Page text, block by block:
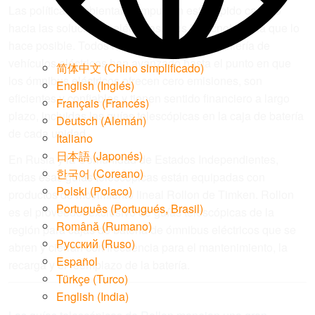
简体中文 (Chino simplificado)
English (Inglés)
Français (Francés)
Deutsch (Alemán)
Italiano
日本語 (Japonés)
한국어 (Coreano)
Polski (Polaco)
Português (Portugués, Brasil)
Română (Rumano)
Русский (Ruso)
Español
Türkçe (Turco)
English (India)
Las políticas ambientales impulsan este rápido cambio
hacia las soluciones eléctricas, y es la tecnología la que lo
hace posible. Todos los aspectos de la ingeniería de
vehículos eléctricos han avanzado hasta el punto en que
los ómnibus eléctricos ofrecen cero emisiones, son
eficientes y confiables y tienen sentido financiero a largo
plazo, incluidas las guías telescópicas en la caja de batería
de cada unidad.
En Rusia y la Comunidad de Estados Independientes,
todas esas guías telescópicas están equipadas con
productos de movimiento lineal Rollon de Timken. Rollon
es el proveedor exclusivo de guías telescópicas de la
región para cajas de batería de ómnibus eléctricos que se
abren y cierran con frecuencia para el mantenimiento, la
recarga y el reemplazo de la batería.